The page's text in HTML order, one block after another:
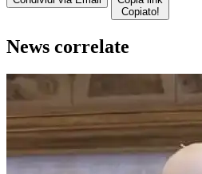
Copiato!
News correlate